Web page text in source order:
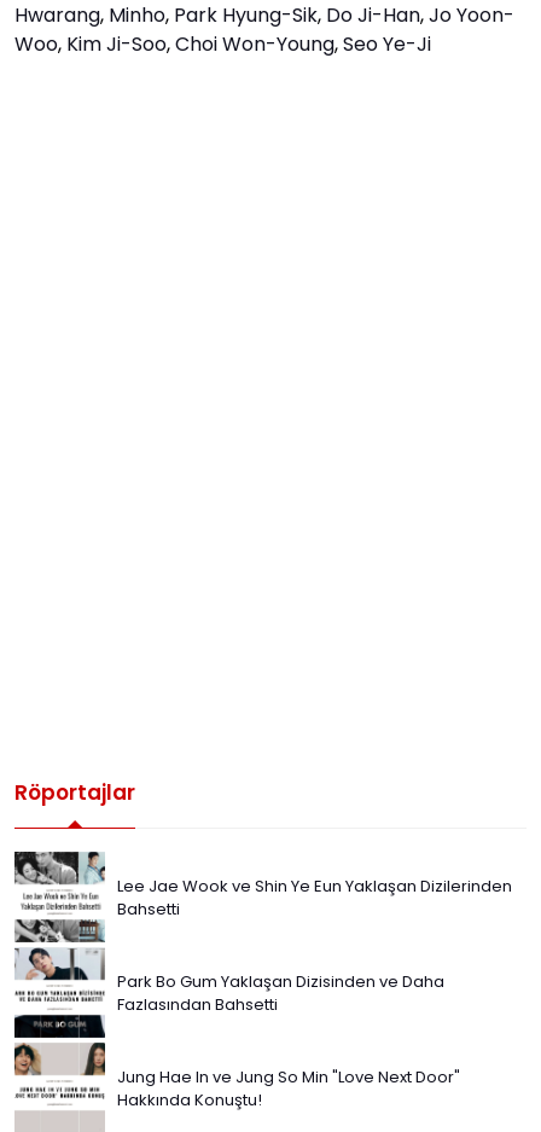
Hwarang, Minho, Park Hyung-Sik, Do Ji-Han,Jo Yoon-
Woo, Kim Ji-Soo,Choi Won-Young,Seo Ye-Ji
Röportajlar
Lee Jae Wook ve Shin Ye Eun Yaklaşan Dizilerinden
Bahsetti
Park Bo Gum Yaklaşan Dizisinden ve Daha
Fazlasından Bahsetti
Jung Hae In ve Jung So Min "Love Next Door"
Hakkında Konuştu!